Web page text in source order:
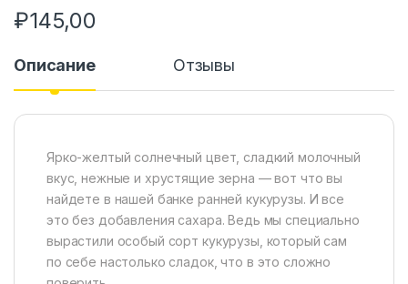
₽145,00
Описание Отзывы
Ярко-желтый солнечный цвет, сладкий молочный
вкус, нежные и хрустящие зерна — вот что вы
найдете в нашей банке ранней кукурузы. И все
это без добавления сахара. Ведь мы специально
вырастили особый сорт кукурузы, который сам
по себе настолько сладок, что в это сложно